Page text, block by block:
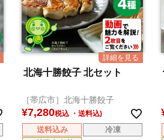
北海十勝餃子 北セット
［帯広市］北海十勝餃子
¥7,280税込
送料込み
冷凍